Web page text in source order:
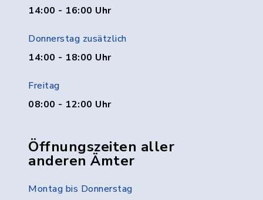
14:00 - 16:00 Uhr
Donnerstag zusätzlich
14:00 - 18:00 Uhr
Freitag
08:00 - 12:00 Uhr
Öffnungszeiten aller
anderen Ämter
Montag bis Donnerstag